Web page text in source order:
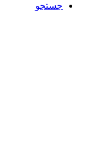
جستجو